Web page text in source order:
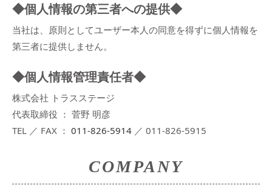
◆個人情報の第三者への提供◆
当社は、原則としてユーザー本人の同意を得ずに個人情報を
第三者に提供しません。
◆個人情報管理責任者◆
株式会社 トラスステージ
代表取締役 ： 菅野 明彦
TEL ／ FAX ： 011-826-5914 ／ 011-826-5915
COMPANY